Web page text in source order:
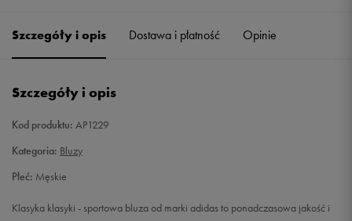
M Powiadom o dostępności
XXL
Szczegóły i opis Dostawa i płatność Opinie
Szczegóły i opis
Kod produktu: AP1229
Kategoria: Bluzy
Płeć: Męskie
Klasyka klasyki - sportowa bluza od marki adidas to ponadczasowa jakość i